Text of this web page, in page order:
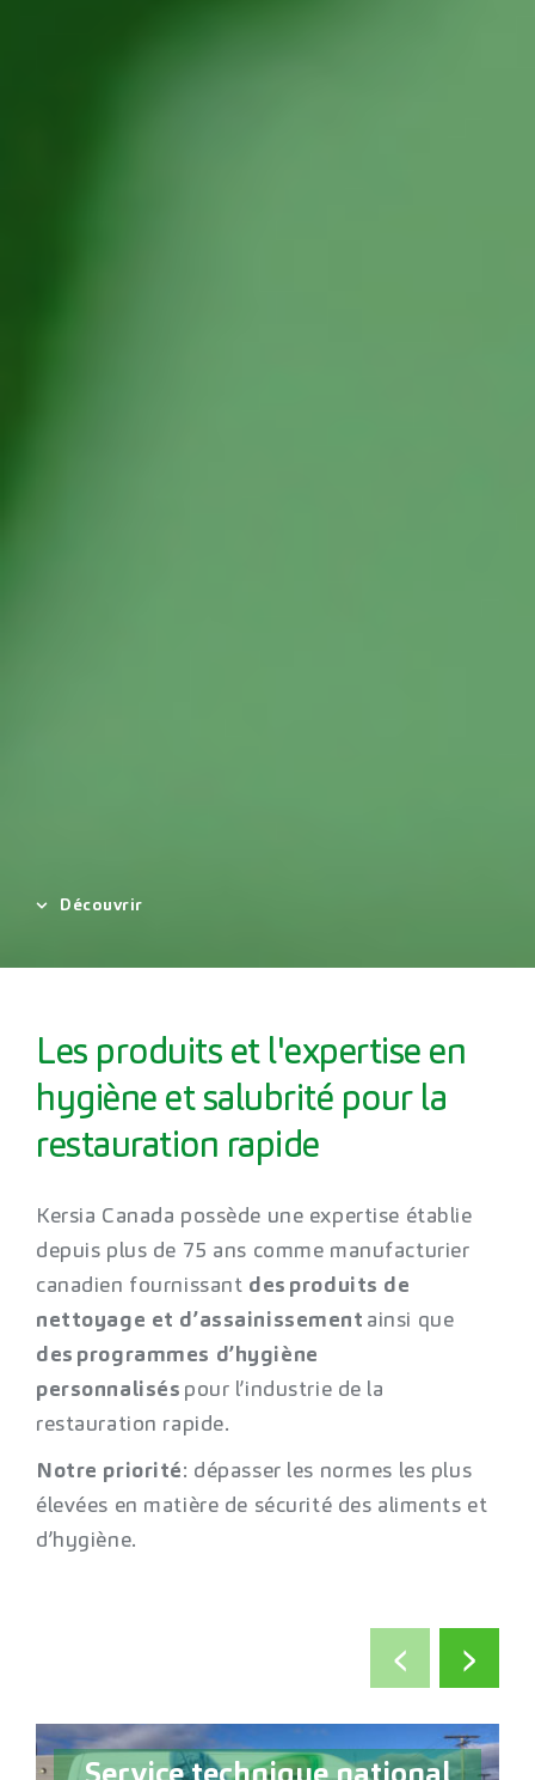
Découvrir
Les produits et l'expertise en
hygiène et salubrité pour la
restauration rapide
Kersia Canada possède une expertise établie
depuis plus de 75 ans comme manufacturier
canadien fournissant des produits de
nettoyage et d’assainissement ainsi que
des programmes d’hygiène
personnalisés pour l’industrie de la
restauration rapide.
Notre priorité: dépasser les normes les plus
élevées en matière de sécurité des aliments et
d’hygiène.
‹ ›